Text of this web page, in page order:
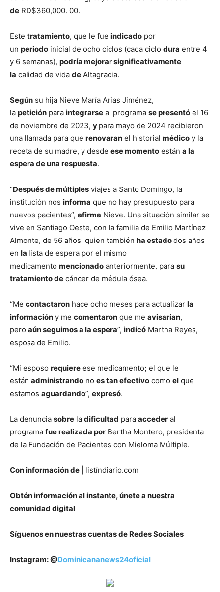
de RD$360,000. 00.
Este tratamiento, que le fue indicado por
un periodo inicial de ocho ciclos (cada ciclo dura entre 4
y 6 semanas), podría mejorar significativamente
la calidad de vida de Altagracia.
Según su hija Nieve María Arias Jiménez,
la petición para integrarse al programa se presentó el 16
de noviembre de 2023, y para mayo de 2024 recibieron
una llamada para que renovaran el historial médico y la
receta de su madre, y desde ese momento están a la
espera de una respuesta.
“Después de múltiples viajes a Santo Domingo, la
institución nos informa que no hay presupuesto para
nuevos pacientes”, afirma Nieve. Una situación similar se
vive en Santiago Oeste, con la familia de Emilio Martínez
Almonte, de 56 años, quien también ha estadodos años
en la lista de espera por el mismo
medicamento mencionado anteriormente, para su
tratamiento de cáncer de médula ósea.
“Me contactaron hace ocho meses para actualizar la
información y me comentaron que me avisarían,
pero aún seguimos a la espera”, indicó Martha Reyes,
esposa de Emilio.
“Mi esposo requiere ese medicamento; el que le
están administrando no es tan efectivo como el que
estamos aguardando”, expresó.
La denuncia sobre la dificultad para acceder al
programa fue realizada por Bertha Montero, presidenta
de la Fundación de Pacientes con Mieloma Múltiple.
Con información de | listíndiario.com
Obtén información al instante, únete a nuestra
comunidad digital
Síguenos en nuestras cuentas de Redes Sociales
Instagram: @Dominicananews24oficial